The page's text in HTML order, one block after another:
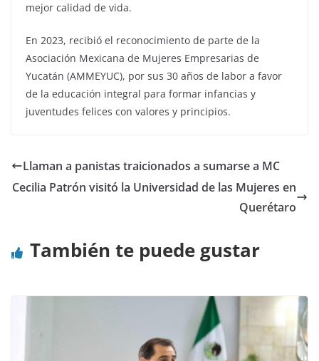
mejor calidad de vida.
En 2023, recibió el reconocimiento de parte de la
Asociación Mexicana de Mujeres Empresarias de
Yucatán (AMMEYUC), por sus 30 años de labor a favor
de la educación integral para formar infancias y
juventudes felices con valores y principios.
Llaman a panistas traicionados a sumarse a MC
Cecilia Patrón visitó la Universidad de las Mujeres en
Querétaro
También te puede gustar